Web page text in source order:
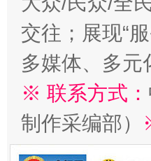
交往；展现“
多媒体、多元
※ 联系方式：
制作采编部）